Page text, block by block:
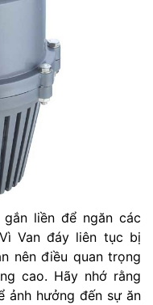
liền để ngăn các
Van đáy liên tục bị
nên điều quan trọng
cao. Hãy nhớ rằng
ảnh hưởng đến sự ăn